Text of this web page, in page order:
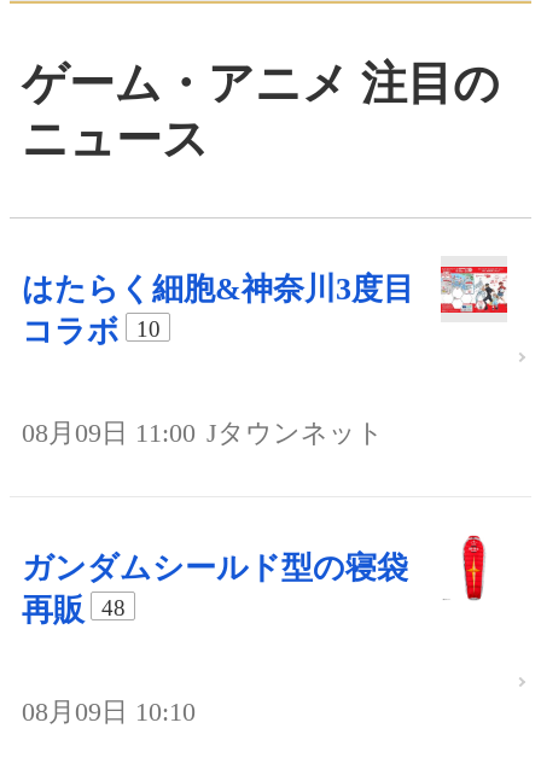
ゲーム・アニメ 注目の
ニュース
はたらく細胞&神奈川3度目
コラボ
10
08月09日 11:00 Jタウンネット
ガンダムシールド型の寝袋
再販
48
08月09日 10:10